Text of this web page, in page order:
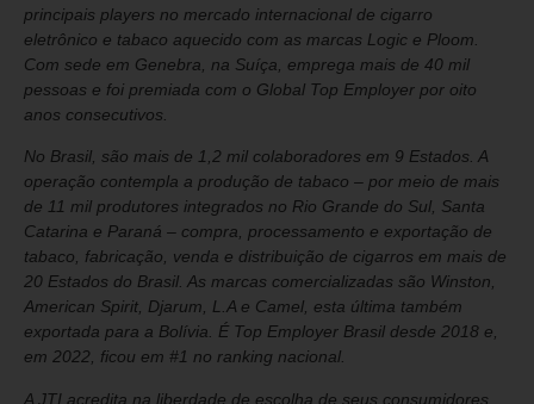
principais players no mercado internacional de cigarro
eletrônico e tabaco aquecido com as marcas Logic e Ploom.
Com sede em Genebra, na Suíça, emprega mais de 40 mil
pessoas e foi premiada com o Global Top Employer por oito
anos consecutivos.
No Brasil, são mais de 1,2 mil colaboradores em 9 Estados. A
operação contempla a produção de tabaco – por meio de mais
de 11 mil produtores integrados no Rio Grande do Sul, Santa
Catarina e Paraná – compra, processamento e exportação de
tabaco, fabricação, venda e distribuição de cigarros em mais de
20 Estados do Brasil. As marcas comercializadas são Winston,
American Spirit, Djarum, L.A e Camel, esta última também
exportada para a Bolívia. É Top Employer Brasil desde 2018 e,
em 2022, ficou em #1 no ranking nacional.
A JTI acredita na liberdade de escolha de seus consumidores.